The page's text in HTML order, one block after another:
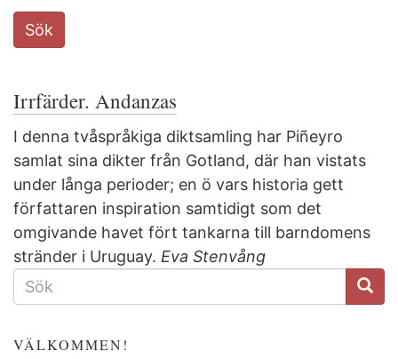
Search
this
Sök
Irrfärder. Andanzas
I denna tvåspråkiga diktsamling har Piñeyro
samlat sina dikter från Gotland, där han vistats
under långa perioder; en ö vars historia gett
författaren inspiration samtidigt som det
omgivande havet fört tankarna till barndomens
stränder i Uruguay. Eva Stenvång
SÖKFORMULÄR
VÄLKOMMEN!